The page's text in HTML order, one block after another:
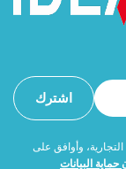
وأوافق على
حماية البيانات